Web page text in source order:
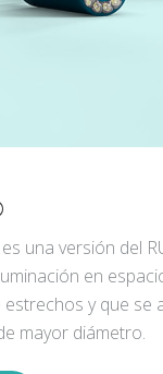
una versión del
en
y que se
mayor diámetro.